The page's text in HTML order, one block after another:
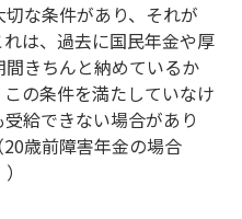
な条件があり、それが
れは、過去に国民年金や厚
きちんと納めているか
の条件を満たしていなけ
給できない場合があり
歳前障害年金の場合